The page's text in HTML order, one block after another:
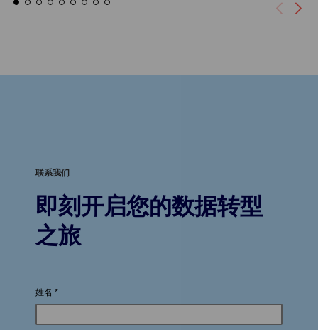
联系我们
即刻开启您的数据转型
之旅